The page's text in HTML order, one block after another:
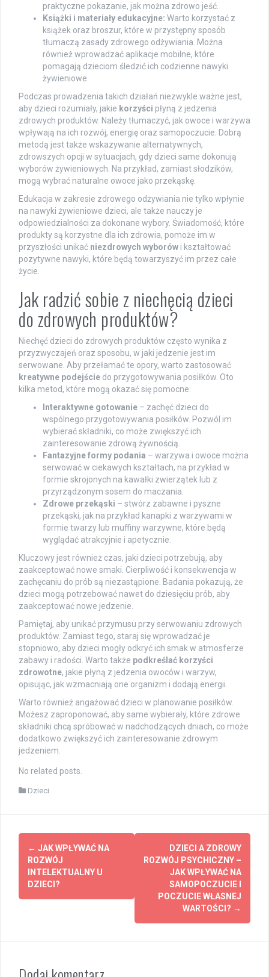
praktyczne pokazanie, jak można zdrowo jeść.
Książki i materiały edukacyjne: Warto korzystać z
książek oraz broszur, które w przystępny sposób
tłumaczą zasady zdrowego odżywiania. Można
również wprowadzać aplikacje mobilne, które
pomagają dzieciom śledzić ich codzienne nawyki
żywieniowe.
Podczas prowadzenia takich działań niezwykle ważne jest,
aby dzieci rozumiały, jakie korzyści płyną z jedzenia
zdrowych produktów. Należy tłumaczyć, jak owoce i warzywa
wpływają na ich rozwój, energię oraz samopoczucie. Dobrą
metodą jest także wskazywanie alternatywnych,
zdrowszych opcji w sytuacjach, gdy dzieci same dokonują
wyborów żywieniowych. Na przykład, zamiast słodzików,
mogą wybrać naturalne owoce jako przekąskę.
Edukacja w zakresie zdrowego odżywiania nie tylko wpłynie
na nawyki żywieniowe dzieci, ale także nauczy je
odpowiedzialności za dokonane wybory. Świadomość, które
produkty są korzystne dla ich zdrowia, pomoże im w
przyszłości unikać niezdrowych wyborów i kształtować
pozytywne nawyki, które będą towarzyszyć im przez całe
życie.
Jak radzić sobie z niechęcią dzieci
do zdrowych produktów?
Niechęć dzieci do zdrowych produktów często wynika z
przyzwyczajeń oraz sposobu, w jaki jedzenie jest im
serwowane. Aby przełamać te opory, warto zastosować
kreatywne podejście do przygotowywania posiłków. Oto
kilka metod, które mogą okazać się pomocne:
Interaktywne gotowanie – zachęć dzieci do
wspólnego przygotowywania posiłków. Pozwól im
wybierać składniki, co może zwiększyć ich
zainteresowanie zdrową żywnością.
Fantazyjne formy podania – warzywa i owoce można
serwować w ciekawych kształtach, na przykład w
formie skrojonych na kawałki zwierzątek lub z
przyrządzonym sosem do maczania.
Zdrowe przekąski – stwórz zabawne i pyszne
przekąski, jak na przykład kanapki z warzywami w
formie twarzy lub muffiny warzywne, które będą
wyglądać atrakcyjnie i apetycznie.
Kluczowy jest również czas, jaki dzieci potrzebują, aby
zaakceptować nowe smaki. Cierpliwość i konsekwencja w
zachęcaniu do prób są niezastąpione. Badania pokazują, że
dzieci mogą potrzebować nawet do dziesięciu prób, aby
zaakceptować nowe jedzenie.
Pamiętaj, aby unikać przymusu przy serwowaniu zdrowych
produktów. Zamiast tego, staraj się wprowadzać je
stopniowo, aby dzieci mogły odkryć ich smak w atmosferze
zabawy i radości. Warto także podkreślać korzyści
zdrowotne, jakie płyną z jedzenia owoców i warzyw,
opisując, jak wzmacniają one organizm i dodają energii.
Warto również angażować dzieci w planowanie posiłków.
Możesz zaproponować, aby same wybierały, które zdrowe
składniki chcą spróbować w nadchodzących dniach, co może
dodatkowo zwiększyć ich zainteresowanie zdrowym
jedzeniem.
No related posts.
Dzieci
Post
navigation
← JAK WPŁYWAĆ NA
ROZWÓJ
INTELEKTUALNY U
DZIECI?
DZIECI A ZDROWY
ROZWÓJ PSYCHICZNY –
JAK WPŁYWAĆ NA
SAMOPOCZUCIE I
POCZUCIE WŁASNEJ
WARTOŚCI? →